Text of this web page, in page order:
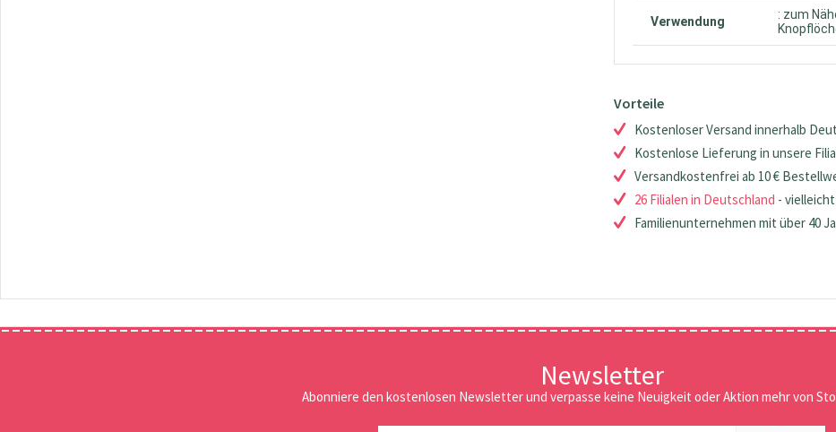
Verwendung
: zum
Vorteile
Kostenloser Versand innerhalb
Kostenlose Lieferung in unsere
Versandkostenfrei ab 10 €
26 Filialen in Deutschland -
Familienunternehmen mit über 40
Newsletter
Abonniere den kostenlosen Newsletter und verpasse keine Neuigkeit oder Aktion mehr von